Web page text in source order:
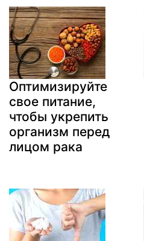
Оптимизируйте
свое питание,
чтобы укрепить
организм перед
лицом рака